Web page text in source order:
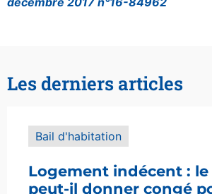
Les derniers articles
Bail d'habitation
Logement indécent :
peut-il donner congé